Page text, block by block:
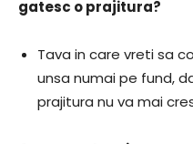
gatesc o prajitura?
Tava in care vreti sa
unsa numai pe fund,
prajitura nu va mai